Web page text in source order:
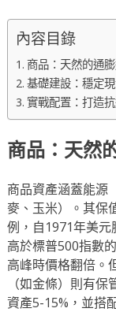
內容目錄
商品：天然的通
基礎建設：穩定
實戰配置：打造
商品：天然
商品資產涵蓋能源
麥、玉米）。其保
例，自1971年美元
高於標普500指數
高峰時價格翻倍。
（如金條）則有
資產5-15%，並搭